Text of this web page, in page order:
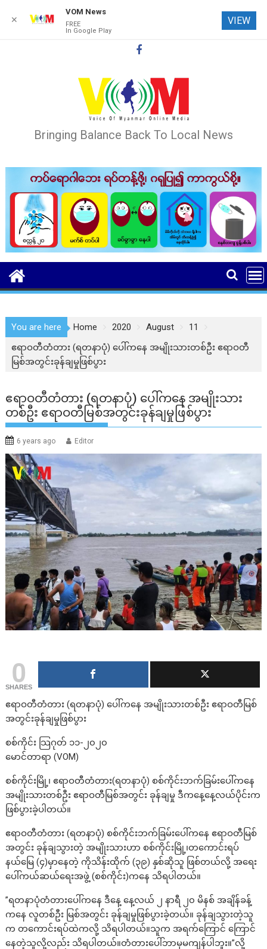
Bringing Balance Back To Local News
You are here Home 2020 August
11
ဧရာဝတီတံတား (ရတနာပုံ) ပေါ်ကနေ အမျိုးသားတစ်ဦး ဧရာဝတီ
မြစ်အတွင်းခုန်ချမှုဖြစ်ပွား
ဧရာဝတီတံတား (ရတနာပုံ) ပေါ်ကနေ အမျိုးသား
တစ်ဦး ဧရာဝတီမြစ်အတွင်းခုန်ချမှုဖြစ်ပွား
6 years ago Editor
0
SHARES
ဧရာဝတီတံတား (ရတနာပုံ) ပေါ်ကနေ အမျိုးသားတစ်ဦး ဧရာဝတီမြစ်
အတွင်းခုန်ချမှုဖြစ်ပွား
စစ်ကိုင်း သြဂုတ် ၁၁-၂၀၂၀
မောင်တာရာ (VOM)
စစ်ကိုင်းမြို့၊ ဧရာဝတီတံတား(ရတနာပုံ) စစ်ကိုင်းဘက်ခြမ်းပေါ်ကနေ
အမျိုးသားတစ်ဦး ဧရာဝတီမြစ်အတွင်း ခုန်ချမှု ဒီကနေ့နေ့လယ်ပိုင်းက
ဖြစ်ပွားခဲ့ပါတယ်။
ဧရာဝတီတံတား (ရတနာပုံ) စစ်ကိုင်းဘက်ခြမ်းပေါ်ကနေ ဧရာဝတီမြစ်
အတွင်း ခုန်ချသွားတဲ့ အမျိုးသားဟာ စစ်ကိုင်းမြို့၊တကောင်းရပ်
နယ်မြေ (၄)မှာနေတဲ့ ကိုသိန်းထိုက် (၃၉) နှစ်ဆိုသူ ဖြစ်တယ်လို့ အရေး
ပေါ်ကယ်ဆယ်ရေးအဖွဲ့ (စစ်ကိုင်း)ကနေ သိရပါတယ်။
”ရတနာပုံတံတားပေါ်ကနေ ဒီနေ့ နေ့လယ် ၂ နာရီ ၂၀ မိနစ် အချိန်ခန့်
ကနေ လူတစ်ဦး မြစ်အတွင်း ခုန်ချမှုဖြစ်ပွားခဲ့တယ်။ ခုန်ချသွားတဲ့သူ
က တကောင်းရပ်ထဲကလို့ သိရပါတယ်။သူက အရက်ကြောင် ကြောင်
နေတဲ့သူလို့လည်း သိရပါတယ်။တံတားပေါ်ဘာမှမကျန်ပါဘူး။”လို့
✕
VOM News
FREE
In Google Play
VIEW